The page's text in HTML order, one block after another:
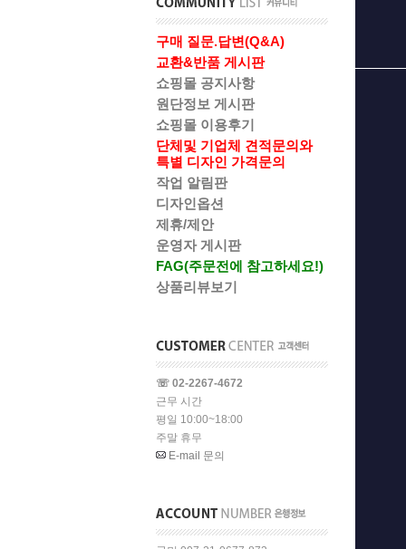
구매 질문.답변(Q&A)
교환&반품 게시판
쇼핑몰 공지사항
원단정보 게시판
쇼핑몰 이용후기
단체및 기업체 견적문의와
특별 디자인 가격문의
작업 알림판
디자인옵션
제휴/제안
운영자 게시판
FAG(주문전에 참고하세요!)
상품리뷰보기
☏ 02-2267-4672
근무 시간
평일 10:00~18:00
주말 휴무
E-mail 문의